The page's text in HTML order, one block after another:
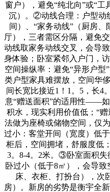
窗户），避免“纯北向”或“
沉）。②动线合理：户型动
间）、“家务动线”（厨房、
厅），三者需区分隔，避免
动线取家务动线交叉，会导
身体验；卧室紧邻入户门，
空间操纵率：避免“异形户
类户型家具难摆放，空间华
间长宽比接近1！1。5，长4
意“赠送面积”的适用性——如
积水，现实利用价值低；“
法做为座椅或储物空间，仅
过小：客堂开间（宽度）低
柜后，空间拥堵，舒服度低
3。8-4。2米。③卧室面积失
卧过小（低于8㎡），会导
床、衣柜、打扮台），次
房）。新房的劣势是衡宇全